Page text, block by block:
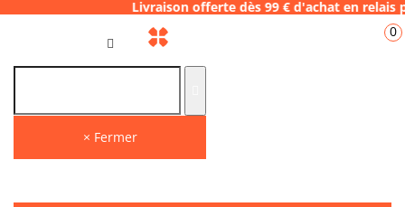
Livraison offerte dès 99 € d'achat en
× Fermer
0